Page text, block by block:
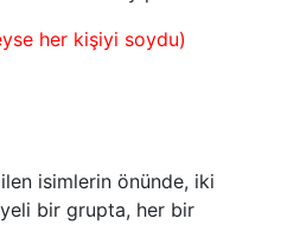
her kişiyi soydu)
isimlerin önünde, iki
bir grupta, her bir